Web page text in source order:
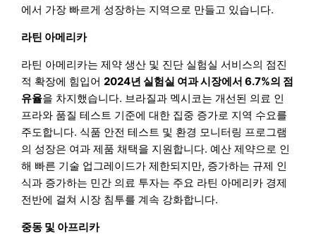
에서 가장 빠르게 성장하는 지역으로 만들고 있습니다.
라틴 아메리카
라틴 아메리카는 제약 생산 및 진단 실험실 서비스의 점진
적 확장에 힘입어2024년 실험실 여과 시장에서 6.7%의 점
유율을 차지했습니다. 브라질과 멕시코는 개선된 의료 인
프라와 품질 테스트 기준에 대한 집중 증가로 지역 수요를
주도합니다. 식품 안전 테스트 및 환경 모니터링 프로그램
의 성장은 여과 제품 채택을 지원합니다. 예산 제약으로 인
해 빠른 기술 업그레이드가 제한되지만, 증가하는 규제 인
식과 증가하는 민간 의료 투자는 주요 라틴 아메리카 경제
전반에 걸쳐 시장 침투를 계속 강화합니다.
중동 및 아프리카